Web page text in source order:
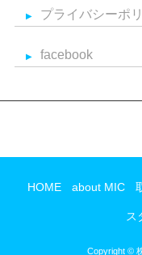
プライバシーポ
facebook
HOME about MIC
ス
Copyright ©